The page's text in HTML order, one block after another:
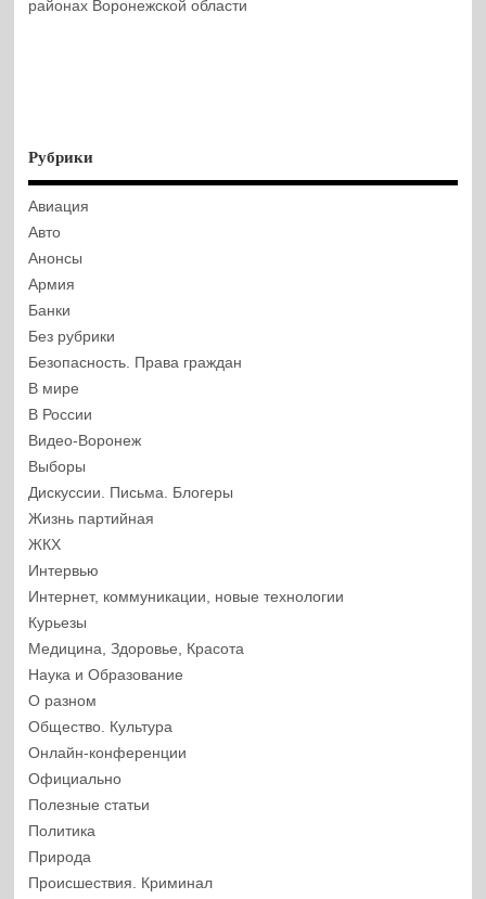
районах Воронежской области
Рубрики
Авиация
Авто
Анонсы
Армия
Банки
Без рубрики
Безопасность. Права граждан
В мире
В России
Видео-Воронеж
Выборы
Дискуссии. Письма. Блогеры
Жизнь партийная
ЖКХ
Интервью
Интернет, коммуникации, новые технологии
Курьезы
Медицина, Здоровье, Красота
Наука и Образование
О разном
Общество. Культура
Онлайн-конференции
Официально
Полезные статьи
Политика
Природа
Происшествия. Криминал